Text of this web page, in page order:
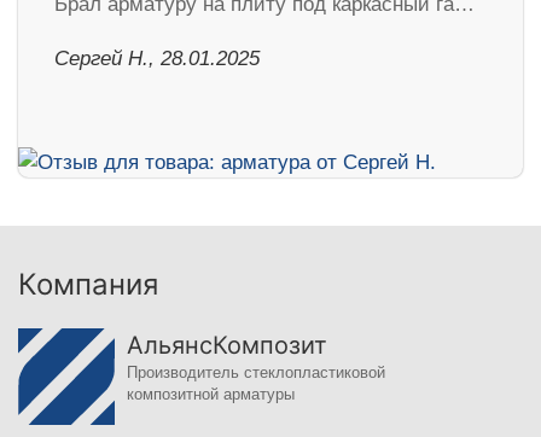
Сергей Н., 28.01.2025
Компания
АльянсКомпозит
Производитель стеклопластиковой
композитной арматуры